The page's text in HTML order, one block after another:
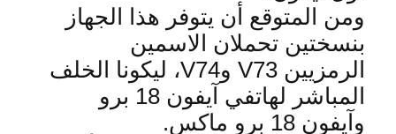
ومن المتوقع أن يتوفر هذا الجهاز
بنسختين تحملان الاسمين
الرمزيين
وV74، ليكونا الخلف
المباشر لهاتفي آيفون 18 برو
وآيفون 18 برو ماكس
.